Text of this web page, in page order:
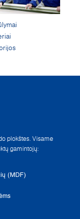
plokštes. Visame
gamintojų:
(MDF)